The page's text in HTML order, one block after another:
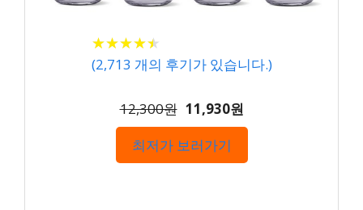
★★★★★
★★★★★
(2,713 개의 후기가 있습니다.)
12,300원 11,930원
최저가 보러가기